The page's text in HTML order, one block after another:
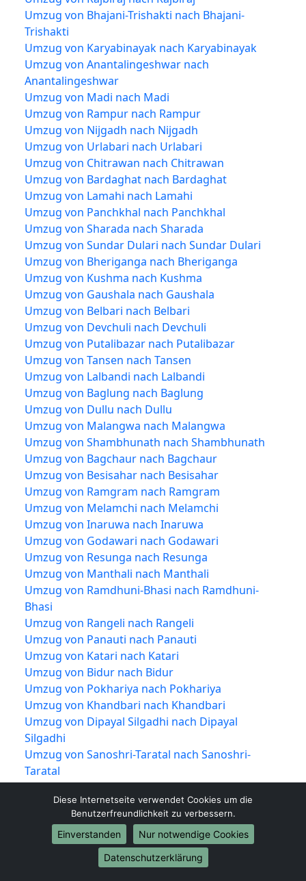
Umzug von Bhajani-Trishakti nach Bhajani-
Trishakti
Umzug von Karyabinayak nach Karyabinayak
Umzug von Anantalingeshwar nach
Anantalingeshwar
Umzug von Madi nach Madi
Umzug von Rampur nach Rampur
Umzug von Nijgadh nach Nijgadh
Umzug von Urlabari nach Urlabari
Umzug von Chitrawan nach Chitrawan
Umzug von Bardaghat nach Bardaghat
Umzug von Lamahi nach Lamahi
Umzug von Panchkhal nach Panchkhal
Umzug von Sharada nach Sharada
Umzug von Sundar Dulari nach Sundar Dulari
Umzug von Bheriganga nach Bheriganga
Umzug von Kushma nach Kushma
Umzug von Gaushala nach Gaushala
Umzug von Belbari nach Belbari
Umzug von Devchuli nach Devchuli
Umzug von Putalibazar nach Putalibazar
Umzug von Tansen nach Tansen
Umzug von Lalbandi nach Lalbandi
Umzug von Baglung nach Baglung
Umzug von Dullu nach Dullu
Umzug von Malangwa nach Malangwa
Umzug von Shambhunath nach Shambhunath
Umzug von Bagchaur nach Bagchaur
Umzug von Besisahar nach Besisahar
Umzug von Ramgram nach Ramgram
Umzug von Melamchi nach Melamchi
Umzug von Inaruwa nach Inaruwa
Umzug von Godawari nach Godawari
Umzug von Resunga nach Resunga
Umzug von Manthali nach Manthali
Umzug von Ramdhuni-Bhasi nach Ramdhuni-
Bhasi
Umzug von Rangeli nach Rangeli
Umzug von Panauti nach Panauti
Umzug von Katari nach Katari
Umzug von Bidur nach Bidur
Umzug von Pokhariya nach Pokhariya
Umzug von Khandbari nach Khandbari
Umzug von Dipayal Silgadhi nach Dipayal
Silgadhi
Umzug von Sanoshri-Taratal nach Sanoshri-
Taratal
Umzug von Bhrikuti nach Bhrikuti
Umzug von Duhabi-Bhaluwa nach Duhabi-
Umzug von Shankharapur nach Shankharapur
Umzug von Dudhauli nach Dudhauli
Umzug von Sabaila nach Sabaila
Diese Internetseite verwendet Cookies um die
Benutzerfreundlichkeit zu verbessern.
Einverstanden
Nur notwendige Cookies
Datenschutzerklärung